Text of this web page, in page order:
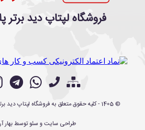
فروشگاه لپتاپ دید برتر
©
1405- کلیه حقوق متعلق بهفروشگاه لپتاپ دید
طراحی سایت و سئوتوسطبهار